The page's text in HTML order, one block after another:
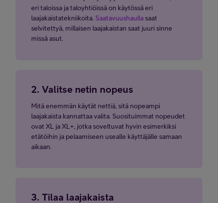
Kaapeli 10/5 Mbit/s
Laajakaistan nopeus vaihtelee mm. puhelinlinjan pituudesta, talon
sisäverkon kunnosta ja verkkoon liitettyjen laitteiden määrästä.
tekniikasta. Tarkista osoitteeseesi saatavilla oleva liittymätyyppi
eri taloissa ja taloyhtiöissä on käytössä eri
laajakaistatekniikoita.Saatavuushaulla saat
selvitettyä, millaisen laajakaistan saat juuri sinne
missä asut.
2. Valitse netin nopeus
Mitä enemmän käytät nettiä, sitä nopeampi
laajakaista kannattaa valita. Suosituimmat nopeudet
ovat XL ja XL+, jotka soveltuvat hyvin esimerkiksi
etätöihin ja pelaamiseen usealle käyttäjälle samaan
aikaan.
3. Tilaa laajakaista